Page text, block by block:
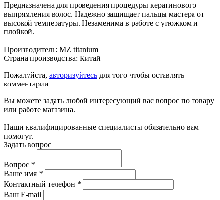
Предназначена для проведения процедуры кератинового
выпрямления волос. Надежно защищает пальцы мастера от
высокой температуры. Незаменима в работе с утюжком и
плойкой.
Производитель: MZ titanium
Страна производства: Китай
Пожалуйста, авторизуйтесь для того чтобы оставлять
комментарии
Вы можете задать любой интересующий вас вопрос по товару
или работе магазина.
Наши квалифицированные специалисты обязательно вам
помогут.
Задать вопрос
Вопрос *
Ваше имя *
Контактный телефон *
Ваш E-mail